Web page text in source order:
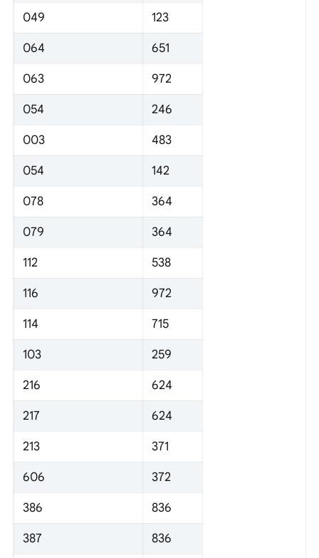
049 123
064 651
063 972
054 246
003 483
054 142
078 364
079 364
112 538
116 972
114 715
103 259
216 624
217 624
213 371
606 372
386 836
387 836